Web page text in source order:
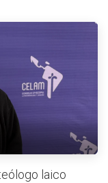
laico